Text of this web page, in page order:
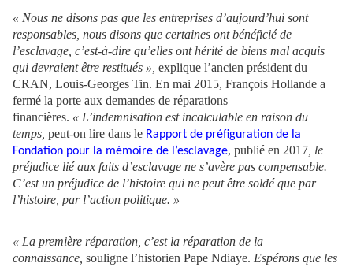
« Nous ne disons pas que les entreprises d’aujourd’hui sont
responsables, nous disons que certaines ont bénéficié de
l’esclavage, c’est-à-dire qu’elles ont hérité de biens mal acquis
qui devraient être restitués », explique l’ancien président du
CRAN, Louis-Georges Tin. En mai 2015, François Hollande a
fermé la porte aux demandes de réparations
financières. « L’indemnisation est incalculable en raison du
temps, peut-on lire dans le Rapport de préfiguration de la
Fondation pour la mémoire de l’esclavage, publié en 2017 , le
préjudice lié aux faits d’esclavage ne s’avère pas compensable.
C’est un préjudice de l’histoire qui ne peut être soldé que par
l’histoire, par l’action politique. »
« La première réparation, c’est la réparation de la
connaissance, souligne l’historien Pape Ndiaye. Espérons que les